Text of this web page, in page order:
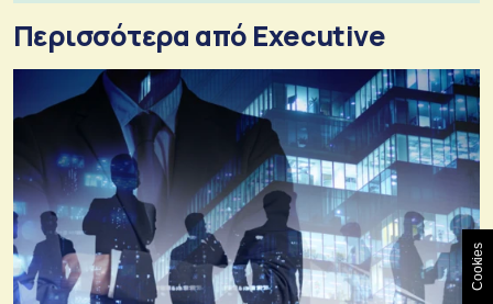
Περισσότερα από Executive
Cookies